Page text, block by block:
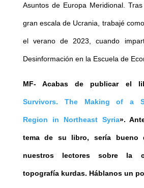
Asuntos de Europa Meridional.
gran escala de Ucrania, trabajé
el verano de 2023, cuando
Desinformación en la Escuela de
MF- Acabas de publicar el
Survivors. The Making of a
Region in Northeast Syria».
tema de su libro, sería bueno
nuestros lectores sobre la
topografía kurdas. Háblanos un